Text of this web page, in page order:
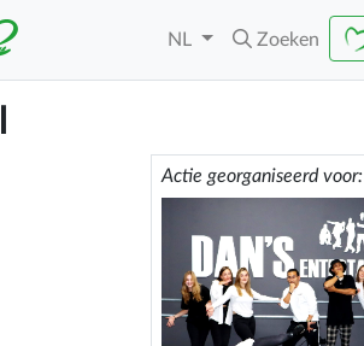
NL Zoeken
Actie georganiseerd voor: